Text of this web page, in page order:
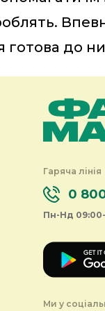
готова до
Гаряча лінія
0
Пн-Нд
Ми у